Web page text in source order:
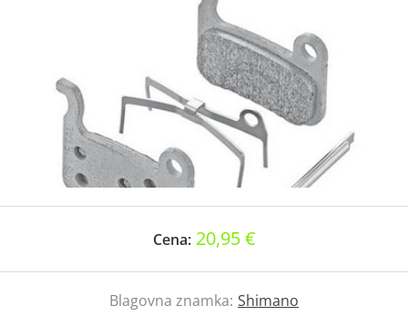
Cena: 20,95 €
Blagovna znamka: Shimano